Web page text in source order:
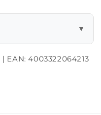
▼
| EAN:4003322064213